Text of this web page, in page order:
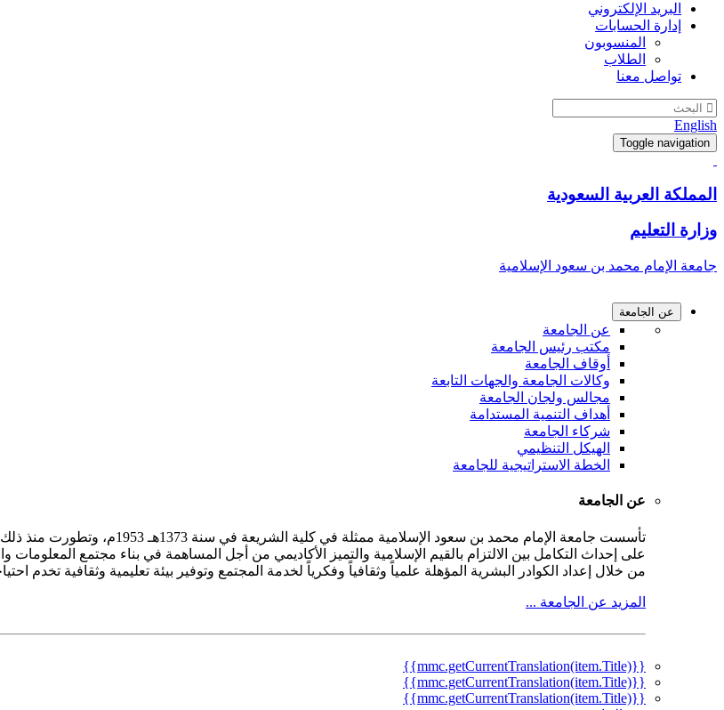
البريد الإلكتروني
إدارة الحسابات
المنسوبون
الطلاب
تواصل معنا
English
Toggle navigation
المملكة العربية السعودية
وزارة التعليم
جامعة الإمام محمد بن سعود الإسلامية
عن الجامعة
عن الجامعة
مكتب رئيس الجامعة
أوقاف الجامعة
وكالات الجامعة والجهات التابعة
مجالس ولجان الجامعة
أهداف التنمية المستدامة
شركاء الجامعة
الهيكل التنظيمي
الخطة الاستراتيجية للجامعة
عن الجامعة
على إحداث التكامل بين الالتزام بالقيم الإسلامية والتميز الأكاديمي من أجل المساهمة في بناء مجتمع
من خلال إعداد الكوادر البشرية المؤهلة علمياً وثقافياً وفكرياً لخدمة المجتمع وتوفير بيئة تعليمية وثقافية تخدم
المزيد عن الجامعة ...
{{mmc.getCurrentTranslation(item.Title)}}
{{mmc.getCurrentTranslation(item.Title)}}
{{mmc.getCurrentTranslation(item.Title)}}